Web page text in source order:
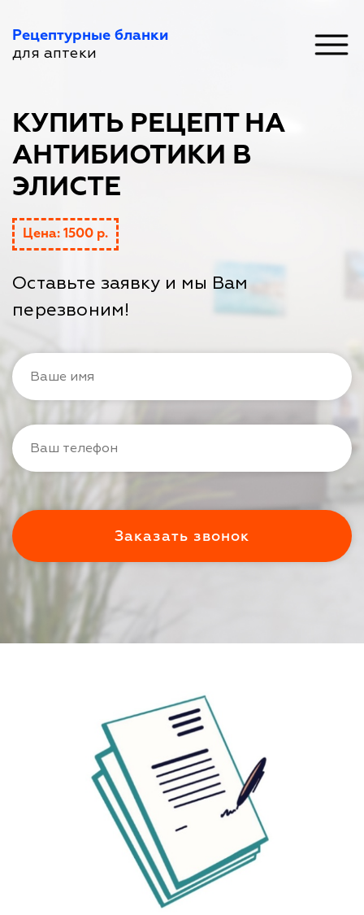
Рецептурные бланки
для аптеки
КУПИТЬ РЕЦЕПТ НА
АНТИБИОТИКИ В
ЭЛИСТЕ
Цена: 1500 р.
Оставьте заявку и мы Вам
перезвоним!